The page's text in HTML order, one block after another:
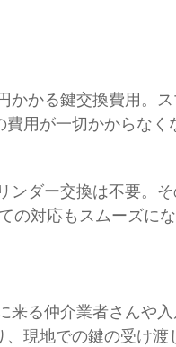
かかる鍵交換費用。
用が一切かからなく
ンダー交換は不要。
の対応もスムーズにな
来る仲介業者さんや入
現地での鍵の受け渡